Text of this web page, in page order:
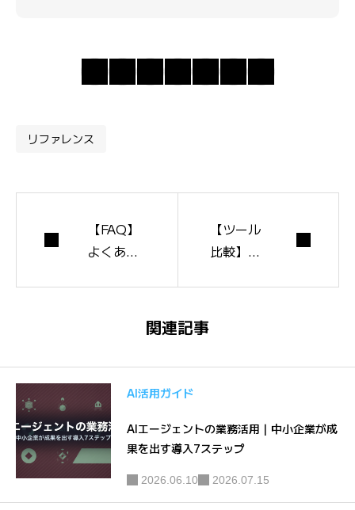
リファレンス
【FAQ】
よくある
用）
【ツール
比較】レ
関連記事
AI活用ガイド
AIエージェントの業務活用｜中小企業が成
果を出す導入7ステップ
2026.06.10 2026.07.15